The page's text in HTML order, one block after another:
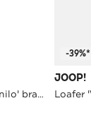
Budapester 'Pero Danilo' braun
-39%*
JOOP!